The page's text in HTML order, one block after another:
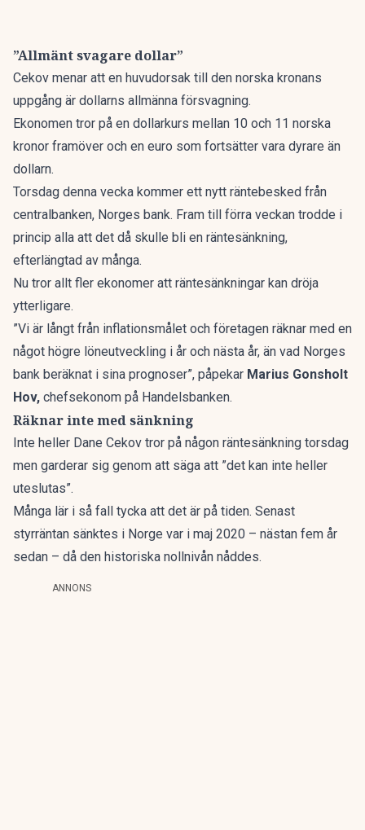
”Allmänt svagare dollar”
Cekov menar att en huvudorsak till den norska kronans
uppgång är dollarns allmänna försvagning.
Ekonomen tror på en dollarkurs mellan 10 och 11 norska
kronor framöver och en euro som fortsätter vara dyrare än
dollarn.
Torsdag denna vecka kommer ett nytt räntebesked från
centralbanken, Norges bank. Fram till förra veckan trodde i
princip alla att det då skulle bli en räntesänkning,
efterlängtad av många.
Nu tror allt fler ekonomer att räntesänkningar kan dröja
ytterligare.
”Vi är långt från inflationsmålet och företagen räknar med en
något högre löneutveckling i år och nästa år, än vad Norges
bank beräknat i sina prognoser”, påpekar Marius Gonsholt
Hov, chefsekonom på Handelsbanken.
Räknar inte med sänkning
Inte heller Dane Cekov tror på någon räntesänkning torsdag
men garderar sig genom att säga att ”det kan inte heller
uteslutas”.
Många lär i så fall tycka att det är på tiden. Senast
styrräntan sänktes i Norge var i maj 2020 – nästan fem år
sedan – då den historiska nollnivån nåddes.
ANNONS